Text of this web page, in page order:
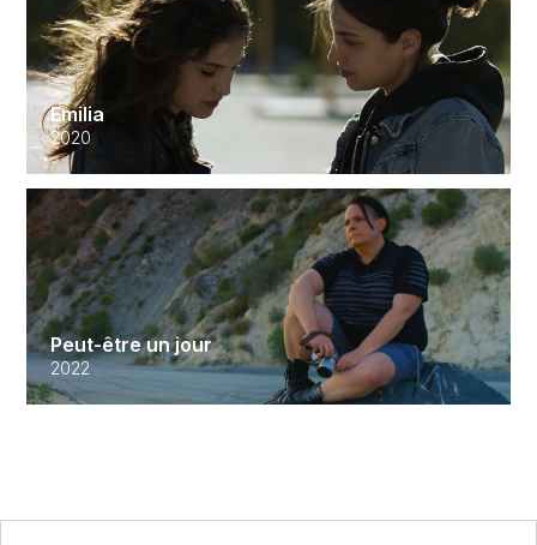
Emilia
2020
Peut-être un jour
2022